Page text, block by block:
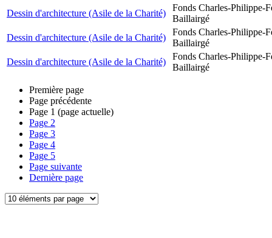
Dessin d'architecture (Asile de la Charité)
Fonds Charles-Philippe-
Baillairgé
Dessin d'architecture (Asile de la Charité)
Fonds Charles-Philippe-
Baillairgé
Dessin d'architecture (Asile de la Charité)
Fonds Charles-Philippe-
Baillairgé
Première page
Page précédente
Page 1 (page actuelle)
Page 2
Page 3
Page 4
Page 5
Page suivante
Dernière page